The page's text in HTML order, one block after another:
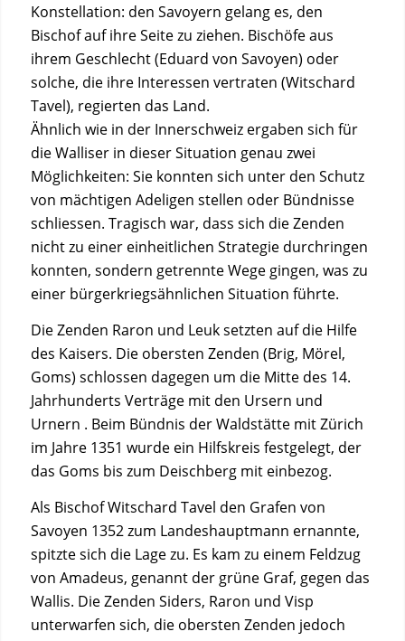
Konstellation: den Savoyern gelang es, den
Bischof auf ihre Seite zu ziehen. Bischöfe aus
ihrem Geschlecht (Eduard von Savoyen) oder
solche, die ihre Interessen vertraten (Witschard
Tavel), regierten das Land.
Ähnlich wie in der Innerschweiz ergaben sich für
die Walliser in dieser Situation genau zwei
Möglichkeiten: Sie konnten sich unter den Schutz
von mächtigen Adeligen stellen oder Bündnisse
schliessen. Tragisch war, dass sich die Zenden
nicht zu einer einheitlichen Strategie durchringen
konnten, sondern getrennte Wege gingen, was zu
einer bürgerkriegsähnlichen Situation führte.
Die Zenden Raron und Leuk setzten auf die Hilfe
des Kaisers. Die obersten Zenden (Brig, Mörel,
Goms) schlossen dagegen um die Mitte des 14.
Jahrhunderts Verträge mit den Ursern und
Urnern . Beim Bündnis der Waldstätte mit Zürich
im Jahre 1351 wurde ein Hilfskreis festgelegt, der
das Goms bis zum Deischberg mit einbezog.
Als Bischof Witschard Tavel den Grafen von
Savoyen 1352 zum Landeshauptmann ernannte,
spitzte sich die Lage zu. Es kam zu einem Feldzug
von Amadeus, genannt der grüne Graf, gegen das
Wallis. Die Zenden Siders, Raron und Visp
unterwarfen sich, die obersten Zenden jedoch